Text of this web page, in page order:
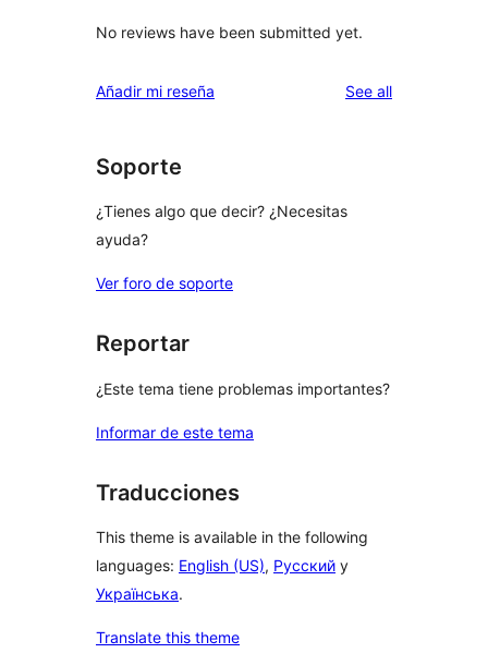
No reviews have been submitted yet.
Añadir mi reseña See allreviews
Soporte
¿Tienes algo que decir? ¿Necesitas
ayuda?
Ver foro de soporte
Reportar
¿Este tema tiene problemas importantes?
Informar de este tema
Traducciones
This theme is available in the following
languages: English (US), Русский y
Українська.
Translate this theme